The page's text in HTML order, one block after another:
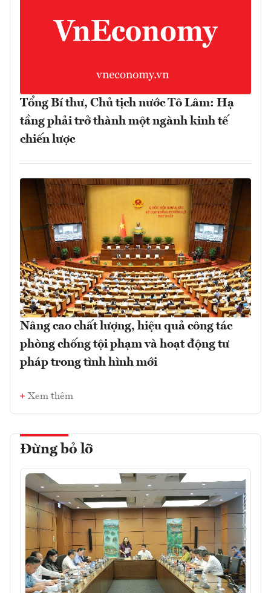
Tổng Bí thư, Chủ tịch nước Tô Lâm: Hạ
tầng phải trở thành một ngành kinh tế
chiến lược
Nâng cao chất lượng, hiệu quả công tác
phòng chống tội phạm và hoạt động tư
pháp trong tình hình mới
Xem thêm
Đừng bỏ lỡ